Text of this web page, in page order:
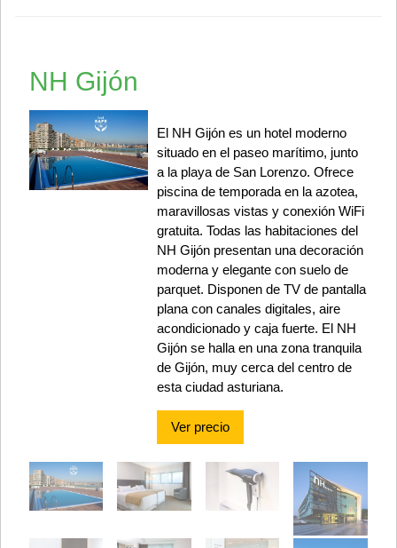
NH Gijón
El NH Gijón es un hotel moderno
situado en el paseo marítimo, junto
a la playa de San Lorenzo. Ofrece
piscina de temporada en la azotea,
maravillosas vistas y conexión WiFi
gratuita. Todas las habitaciones del
NH Gijón presentan una decoración
moderna y elegante con suelo de
parquet. Disponen de TV de pantalla
plana con canales digitales, aire
acondicionado y caja fuerte. El NH
Gijón se halla en una zona tranquila
de Gijón, muy cerca del centro de
esta ciudad asturiana.
Ver precio